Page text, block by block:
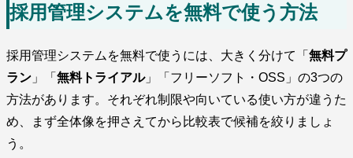
採用管理システムを無料で使う方法
採用管理システムを無料で使うには、大きく分けて「 無料プ
ラン 」「 無料トライアル」「フリーソフト・OSS」の3つの
方法があります。それぞれ制限や向いている使い方が違うた
め、まず全体像を押さえてから比較表で候補を絞りましょ
う。